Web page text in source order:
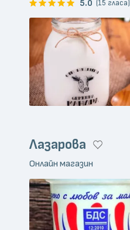
5.0 (15 гласа)
Лазарова
Онлайн магазин